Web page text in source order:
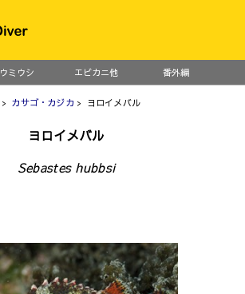
ウミウシ エビカニ他 番外編
> カサゴ・カジカ > ヨロイメバル
ヨロイメバル
Sebastes hubbsi